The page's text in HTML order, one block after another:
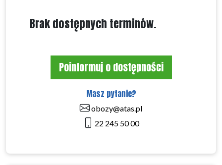
Brak dostępnych terminów.
Poinformuj o dostępności
Masz pytanie?
obozy@atas.pl
22 245 50 00